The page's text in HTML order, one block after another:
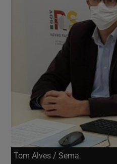
Tom Alves / Sema